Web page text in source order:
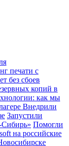
печати с
без сбоев
копий в
как мы
Внедрили
Запустили
Помогли
на российские